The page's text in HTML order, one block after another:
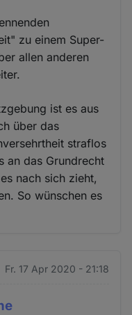
zu einem Super-
allen anderen
ist es aus
über das
straflos
an das Grundrecht
nach sich zieht,
So wünschen es
Fr. 17 Apr 2020 - 21:18